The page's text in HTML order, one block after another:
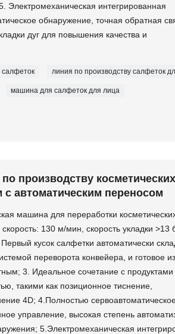
Электромеханическая интегрированная
обнаружение, точная обратная
дуг для повышения качества и
линия по производству салфеток
машина для салфеток для лица
производству косметических
с автоматическим переносом
машина для переработки
130 м/мин, скорость укладки >13
кусок салфетки автоматически
переворота конвейера, и готовое
3. Идеальное сочетание с продуктами
такими как позиционное тиснение,
4D; 4.Полностью
управление, высокая степень
5.Электромеханическая